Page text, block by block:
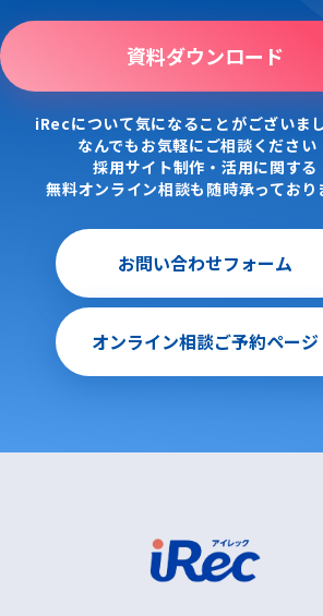
資料ダウンロード
iRecについて気になることがございまし
なんでもお気軽にご相談ください
採用サイト制作・活用に関する
無料オンライン相談も随時承っており
お問い合わせフォーム
オンライン相談ご予約ページ